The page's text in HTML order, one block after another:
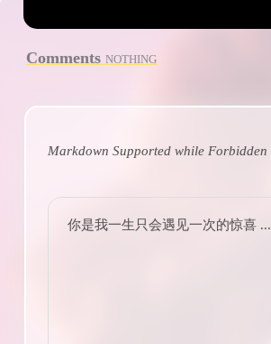
Comments NOTHING
Markdown Supported whileForbidden
你是我一生只会遇见一次的惊喜 ...